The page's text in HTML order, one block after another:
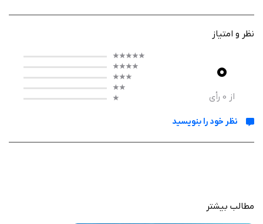
افزودن انواع خدمات شهری به شهرستان همچون آب و برق
ساخت انواع ساختمان‌ها، مغازه‌ها و قمار خانه‌ها برای شهر خود
کاوش شهرستان 3D خود از تمام زوایای 360 درجه با کنترل کامل
طراحی واقع‌گرایانه حالت شب و روز به همراه صداگذاری بسیار مهیج متناسب
با فضای بازی
نظر و امتیاز
0
از 0 رأی
نظر خود را بنویسید
مطالب بیشتر